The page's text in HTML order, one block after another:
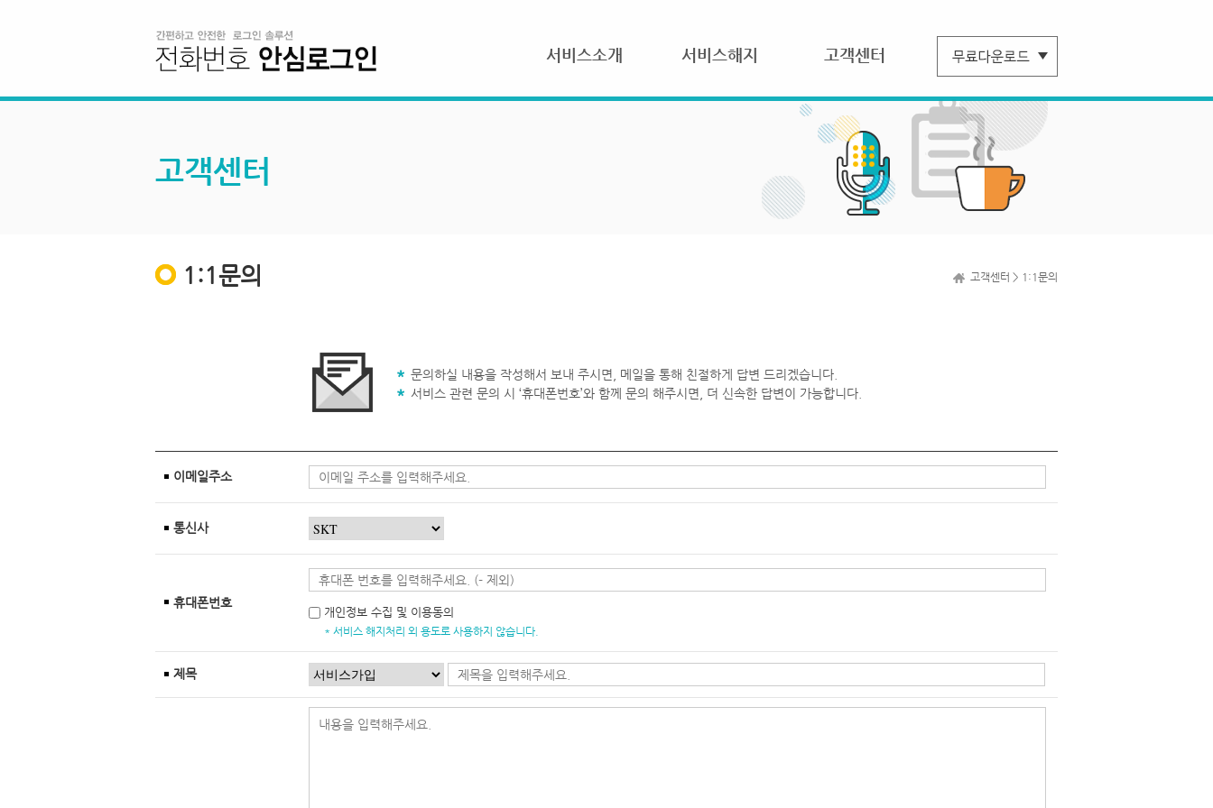
서비스소개 서비스해지 고객센터
고객센터
1:1문의 고객센터 > 1:1문의
문의하실 내용을 작성해서 보내 주시면, 메일을 통해 친절하게 답변 드리겠습니다.
서비스 관련 문의 시 ‘휴대폰번호’와 함께 문의 해주시면, 더 신속한 답변이 가능합니다.
이메일주소
통신사
휴대폰번호
개인정보 수집 및 이용동의
* 서비스 해지처리 외 용도로 사용하지 않습니다.
제목